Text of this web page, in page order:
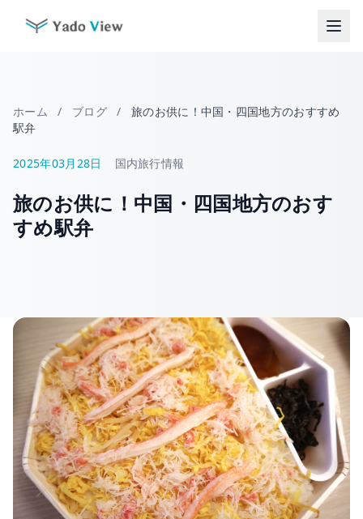
ホーム / ブログ /
旅のお供に！中国・四国地方のおすすめ
駅弁
2025年03月28日 国内旅行情報
旅のお供に！中国・四国地方のおす
すめ駅弁